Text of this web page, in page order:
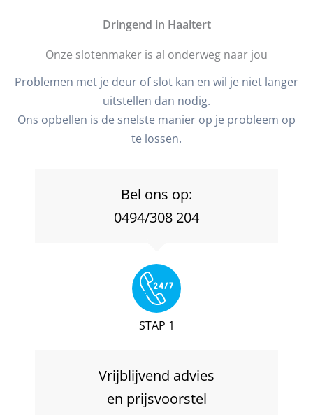
Dringend in Haaltert
Onze slotenmaker is al onderweg naar jou
Problemen met je deur of slot kan en wil je niet langer
uitstellen dan nodig.
Ons opbellen is de snelste manier op je probleem op
te lossen.
Bel ons op:
0494/308 204
STAP 1
Vrijblijvend advies
en prijsvoorstel